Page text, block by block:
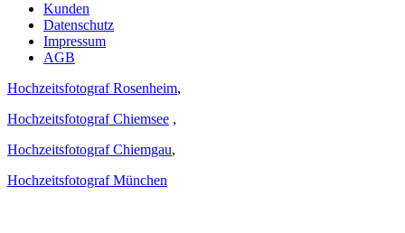
Kunden
Datenschutz
Impressum
AGB
Hochzeitsfotograf Rosenheim,
Hochzeitsfotograf Chiemsee ,
Hochzeitsfotograf Chiemgau,
Hochzeitsfotograf München